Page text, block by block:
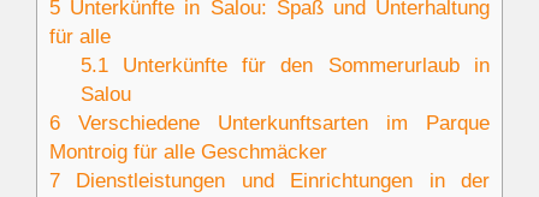
5 Unterkünfte in Salou: Spaß und Unterhaltung
für alle
5.1Unterkünfte für den Sommerurlaub in
Salou
6 Verschiedene Unterkunftsarten im Parque
Montroig für alle Geschmäcker
7 Dienstleistungen und Einrichtungen in der